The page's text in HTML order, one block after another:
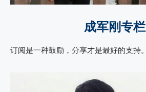
成军刚专栏
订阅是一种鼓励，分享才是最好的支持。